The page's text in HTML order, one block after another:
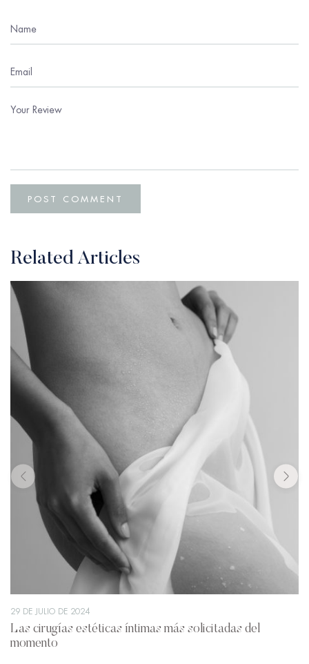
Related Articles
29 DE JULIO DE 2024
Las cirugías estéticas íntimas más solicitadas del
momento